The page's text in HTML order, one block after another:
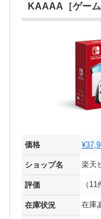
KAAAA［ゲーム
価格
ショップ名 楽天
評価 （
在庫状況 在庫